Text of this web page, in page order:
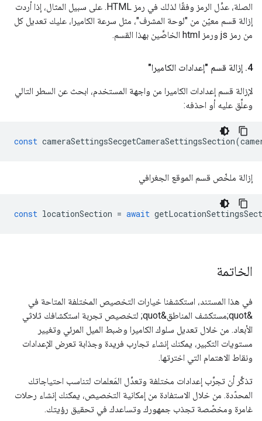
الصلة، عدِّل الرمز وفقًا لذلك في رمز HTML. على سبيل المثال، إذا أردت
إزالة قسم معيّن من "لوحة المشرف"، مثل سرعة الكاميرا، عليك تعديل كل
من رمز js ورمز html الخاصَّين بهذا القسم.
4
. إزالة قسم "إعدادات الكاميرا"
لإزالة قسم إعدادات الكاميرا من واجهة المستخدم، ابحث عن السطر التالي
وعلِّق عليه أو احذفه:
const cameraSettingsSecgetCameraSettingsSection(
إزالة ملخّص قسم الموقع الجغرافي
const locationSection = await
الخاتمة
في هذا المستند، استكشفنا خيارات التخصيص المختلفة المتاحة في
&quot;مستكشف المناطق&quot; لتخصيص تجربة استكشافك ثلاثي
الأبعاد. من خلال تعديل سلوك الكاميرا وضبط الميل المرئي وتغيير
مستويات التكبير، يمكنك إنشاء تجارب فريدة وجذابة تعرض الإعدادات
ونقاط الاهتمام التي اخترتها.
تذكَّر أن تجرِّب إعدادات مختلفة وتعدِّل المَعلمات لتناسب احتياجاتك
المحدّدة. من خلال الاستفادة من إمكانية التخصيص، يمكنك إنشاء رحلات
غامرة ومخصّصة تجذب جمهورك وتساعدك في تحقيق رؤيتك.